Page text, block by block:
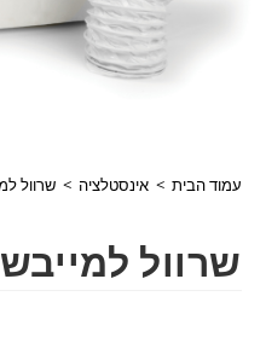
עמוד הבית > אינסטלציה > שרוול
שרוול למייבש